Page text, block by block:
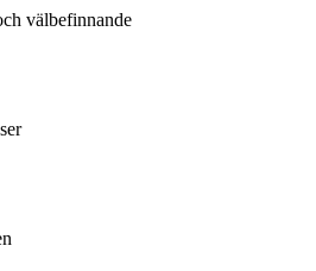
välbefinnande